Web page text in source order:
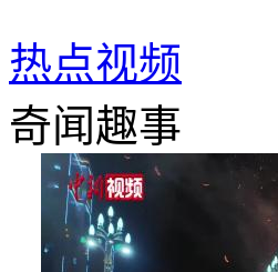
热点视频
奇闻趣事